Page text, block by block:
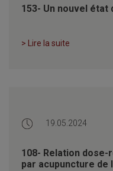
153- Un nouvel état
> Lire la suite
19.05.2024
108- Relation
par acupuncture de